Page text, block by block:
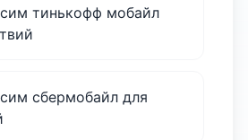
тинькофф мобайл
сбермобайл для